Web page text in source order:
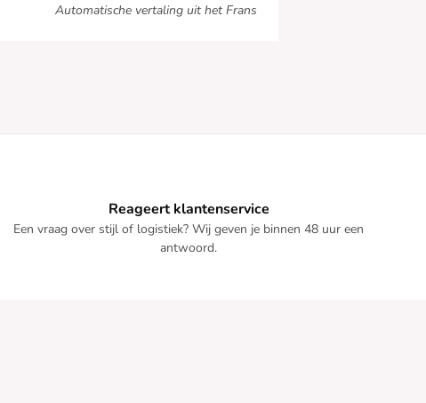
Automatische vertaling uit het Frans
Reageert klantenservice
Een vraag over stijl of logistiek? Wij geven je binnen 48 uur een
antwoord.